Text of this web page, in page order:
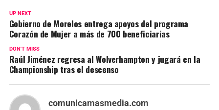
UP NEXT
Gobierno de Morelos entrega apoyos del programa
Corazón de Mujer a más de 700 beneficiarias
DON'T MISS
Raúl Jiménez regresa al Wolverhampton y jugará en la
Championship tras el descenso
comunicamasmedia.com